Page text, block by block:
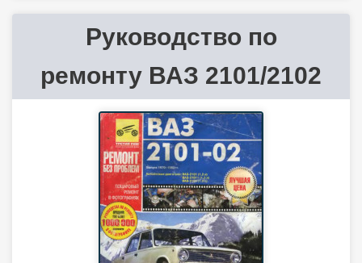
Руководство по
ремонту ВАЗ 2101/2102